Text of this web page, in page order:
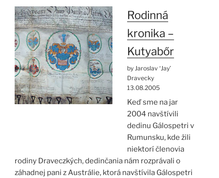
Rodinná
kronika –
Kutyabőr
by Jaroslav ‘Jay’
Dravecky
13.08.2005
Keď sme na jar
2004 navštívili
dedinu Gálospetri v
Rumunsku, kde žili
niektorí členovia
rodiny Draveczkých, dedinčania nám rozprávali o
záhadnej pani z Austrálie, ktorá navštívila Gálospetri